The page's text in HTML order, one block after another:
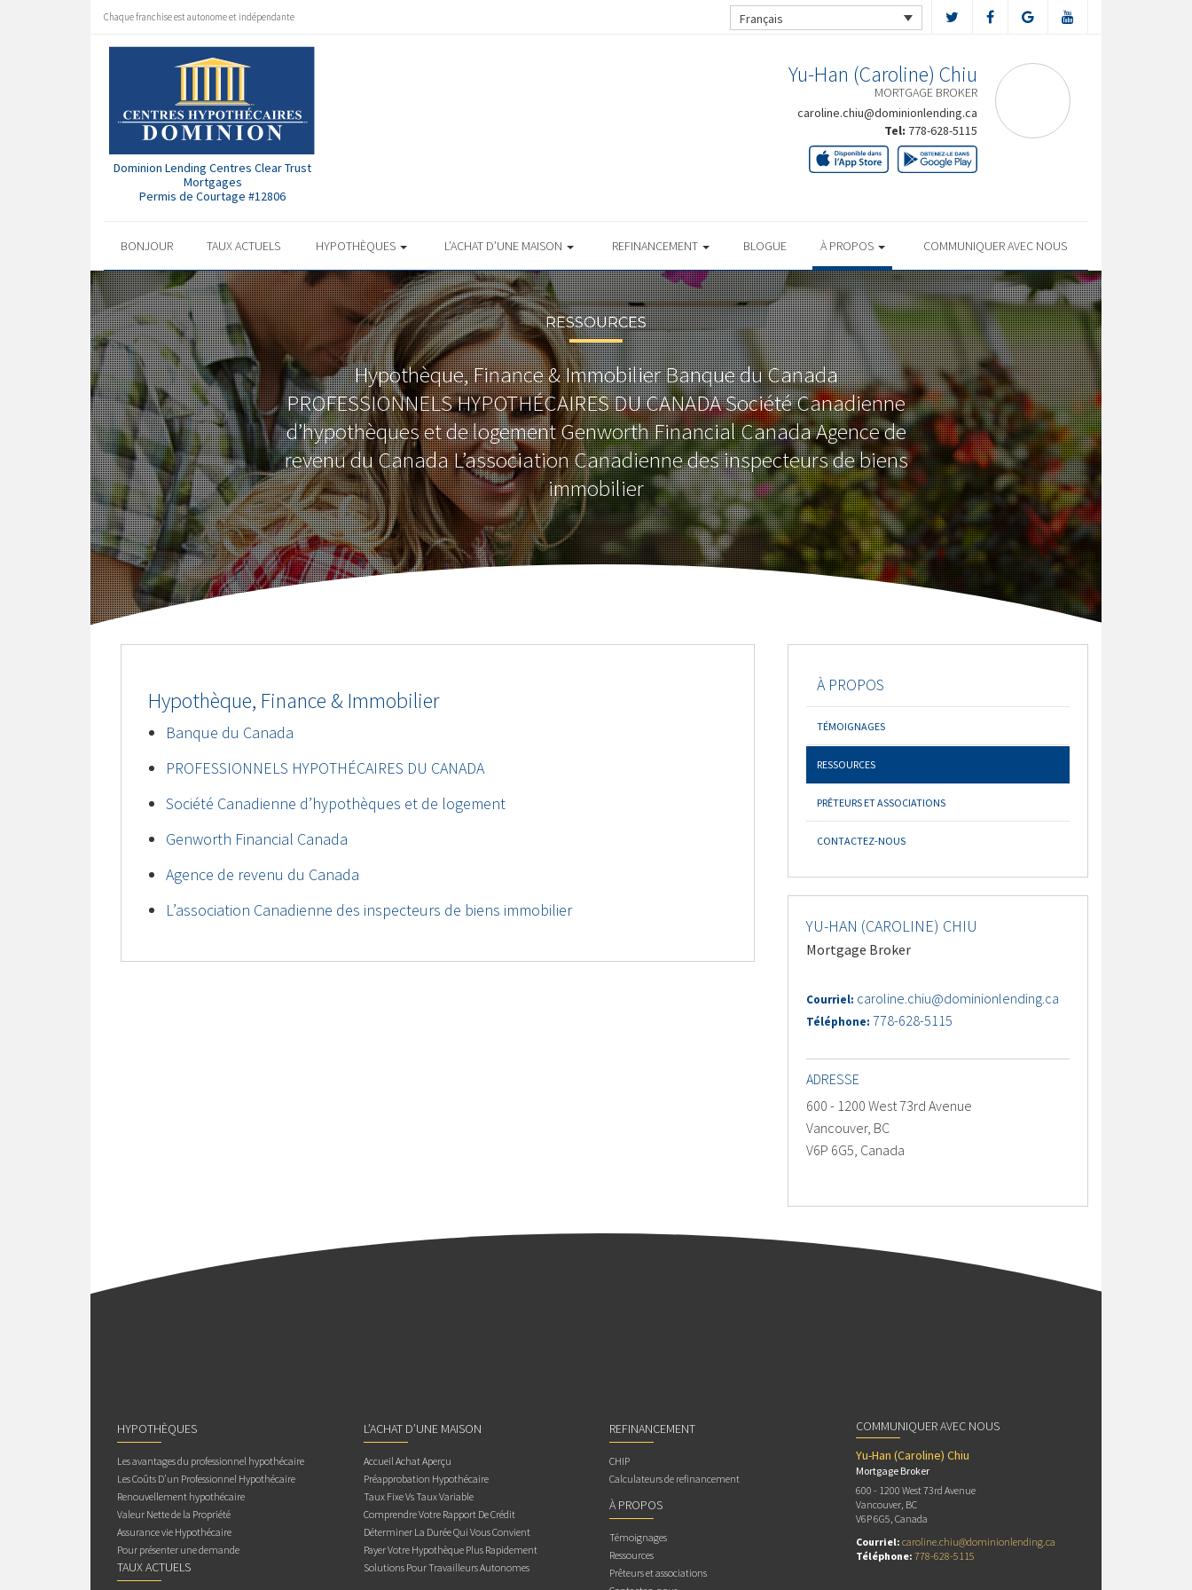
Chaque franchise est autonome et indépendante Français
Dominion Lending Centres Clear Trust
Mortgages
Permis de Courtage #12806
Yu-Han (Caroline) Chiu
MORTGAGE BROKER
caroline.chiu@dominionlending.ca
Tel: 778-628-5115
BONJOUR TAUX ACTUELS HYPOTHÈQUES L’ACHAT D’UNE MAISON REFINANCEMENT BLOGUE À PROPOS COMMUNIQUER AVEC NOUS
RESSOURCES
Hypothèque, Finance & Immobilier Banque du Canada
PROFESSIONNELS HYPOTHÉCAIRES DU CANADA Société Canadienne
d’hypothèques et de logement Genworth Financial Canada Agence de
revenu du Canada L’association Canadienne des inspecteurs de biens
immobilier
Hypothèque, Finance & Immobilier
Banque du Canada
PROFESSIONNELS HYPOTHÉCAIRES DU CANADA
Société Canadienne d’hypothèques et de logement
Genworth Financial Canada
Agence de revenu du Canada
L’association Canadienne des inspecteurs de biens immobilier
À PROPOS
TÉMOIGNAGES
RESSOURCES
PRÊTEURS ET ASSOCIATIONS
CONTACTEZ-NOUS
YU-HAN (CAROLINE) CHIU
Mortgage Broker
Courriel: caroline.chiu@dominionlending.ca
Téléphone:778-628-5115
ADRESSE
600 - 1200 West 73rd Avenue
Vancouver, BC
V6P 6G5, Canada
HYPOTHÈQUES
Les avantages du professionnel hypothécaire
Les Coûts D’un Professionnel Hypothécaire
Renouvellement hypothécaire
Valeur Nette de la Propriété
Assurance vie Hypothécaire
Pour présenter une demande
TAUX ACTUELS
L’ACHAT D’UNE MAISON
Accueil Achat Aperçu
Préapprobation Hypothécaire
Taux Fixe Vs Taux Variable
Comprendre Votre Rapport De Crédit
Déterminer La Durée Qui Vous Convient
Payer Votre Hypothèque Plus Rapidement
Solutions Pour Travailleurs Autonomes
REFINANCEMENT
CHIP
Calculateurs de refinancement
À PROPOS
Témoignages
Ressources
Prêteurs et associations
COMMUNIQUER AVEC NOUS
Yu-Han (Caroline) Chiu
Mortgage Broker
600 - 1200 West 73rd Avenue
Vancouver, BC
V6P 6G5, Canada
Courriel: caroline.chiu@dominionlending.ca
Téléphone: 778-628-5115